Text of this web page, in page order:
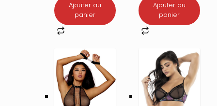
Ajouter au
panier
Ajouter au
panier